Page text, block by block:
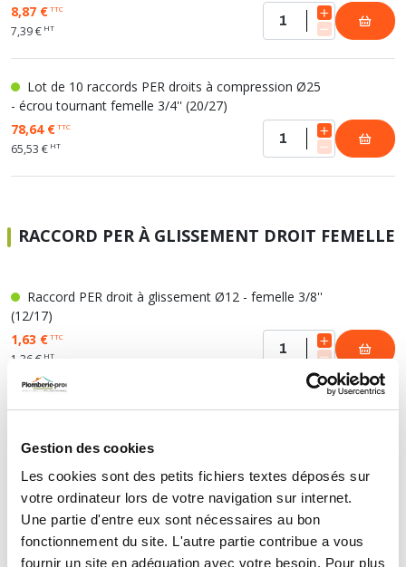
Gestion des cookies
Les cookies sont des petits fichiers textes déposés sur
votre ordinateur lors de votre navigation sur internet.
Une partie d'entre eux sont nécessaires au bon
fonctionnement du site. L'autre partie contribue a vous
fournir un site en adéquation avec votre besoin. Pour plus
8,87 €TTC
7,39 € HT
Lot de 10 raccords PER droits à compression Ø25
- écrou tournant femelle 3/4'' (20/27)
78,64 €TTC
65,53 € HT
RACCORD PER À GLISSEMENT DROIT FEMELLE
Raccord PER droit à glissement Ø12 - femelle 3/8''
(12/17)
1,63 €TTC
1,36 € HT
Raccord PER droit à glissement Ø12 - femelle 1/2''
1,61 € TTC
1,34 € HT
Raccord PER droit à glissement Ø16 - femelle 3/8''
(12/17)